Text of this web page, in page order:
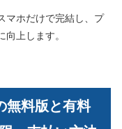
マホだけで完結し、プ
上します。
無料版と有料